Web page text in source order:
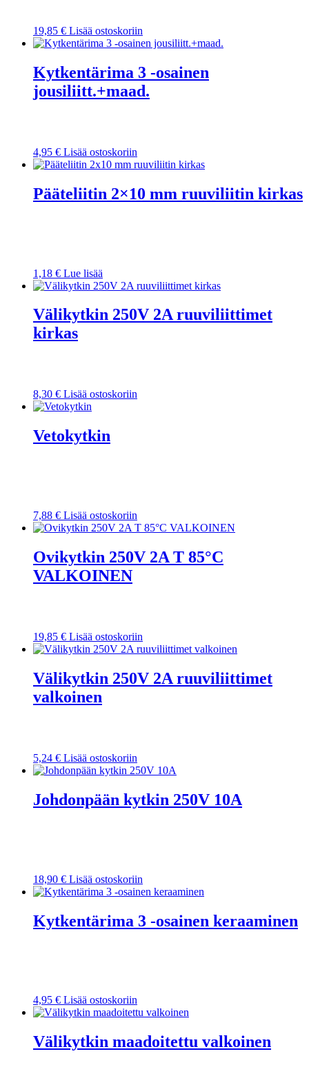
19,85 € Lisää ostoskoriin
Kytkentärima 3 -osainen
jousiliitt.+maad.
4,95 € Lisää ostoskoriin
Pääteliitin 2×10 mm ruuviliitin kirkas
1,18 € Lue lisää
Välikytkin 250V 2A ruuviliittimet
kirkas
8,30 € Lisää ostoskoriin
Vetokytkin
7,88 € Lisää ostoskoriin
Ovikytkin 250V 2A T 85°C
VALKOINEN
19,85 € Lisää ostoskoriin
Välikytkin 250V 2A ruuviliittimet
valkoinen
5,24 € Lisää ostoskoriin
Johdonpään kytkin 250V 10A
18,90 € Lisää ostoskoriin
Kytkentärima 3 -osainen keraaminen
4,95 € Lisää ostoskoriin
Välikytkin maadoitettu valkoinen